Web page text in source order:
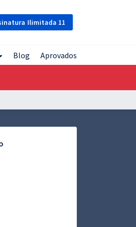
Ilimitada 11
Blog Aprovados